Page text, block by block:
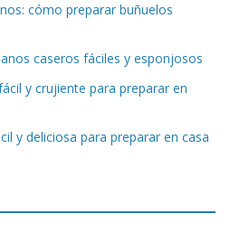
cómo preparar buñuelos
caseros fáciles y esponjosos
y crujiente para preparar en
y deliciosa para preparar en casa